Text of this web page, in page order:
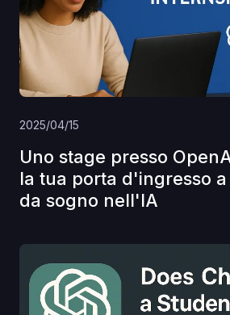
2025/04/15
Uno stage presso
la tua porta d'ingresso
da sogno nell'IA